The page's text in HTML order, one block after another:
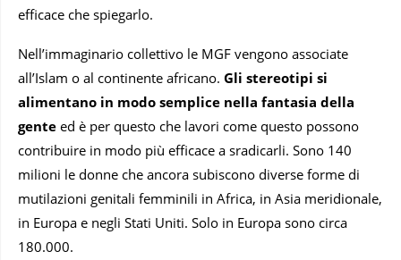
efficace che spiegarlo.
Nell’immaginario collettivo le MGF vengono associate
all’Islam o al continente africano. Gli stereotipi si
alimentano in modo semplice nella fantasia della
gente ed è per questo che lavori come questo possono
contribuire in modo più efficace a sradicarli. Sono 140
milioni le donne che ancora subiscono diverse forme di
mutilazioni genitali femminili in Africa, in Asia meridionale,
in Europa e negli Stati Uniti. Solo in Europa sono circa
180.000.